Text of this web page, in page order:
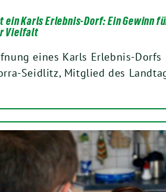
ein Karls Erlebnis-Dorf: Ein Gewinn
Vielfalt
eines Karls Erlebnis-Dorfs
Seidlitz, Mitglied des